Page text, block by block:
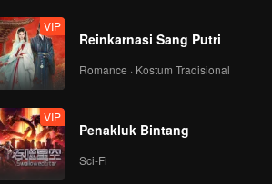
VIP
Reinkarnasi Sang Putri
Romance · Kostum Tradisional
VIP
Penakluk Bintang
Sci-Fi